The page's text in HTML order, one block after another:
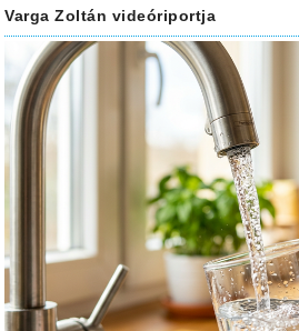
Varga Zoltán videóriportja